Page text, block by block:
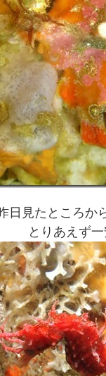
日見たところか
とりあえず一